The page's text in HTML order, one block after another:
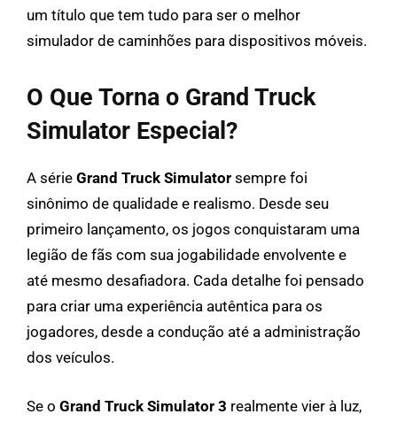
um título que tem tudo para ser o melhor
simulador de caminhões para dispositivos móveis.
O Que Torna o Grand Truck
Simulator Especial?
A série Grand Truck Simulator sempre foi
sinônimo de qualidade e realismo. Desde seu
primeiro lançamento, os jogos conquistaram uma
legião de fãs com sua jogabilidade envolvente e
até mesmo desafiadora. Cada detalhe foi pensado
para criar uma experiência autêntica para os
jogadores, desde a condução até a administração
dos veículos.
Se o Grand Truck Simulator 3 realmente vier à luz,